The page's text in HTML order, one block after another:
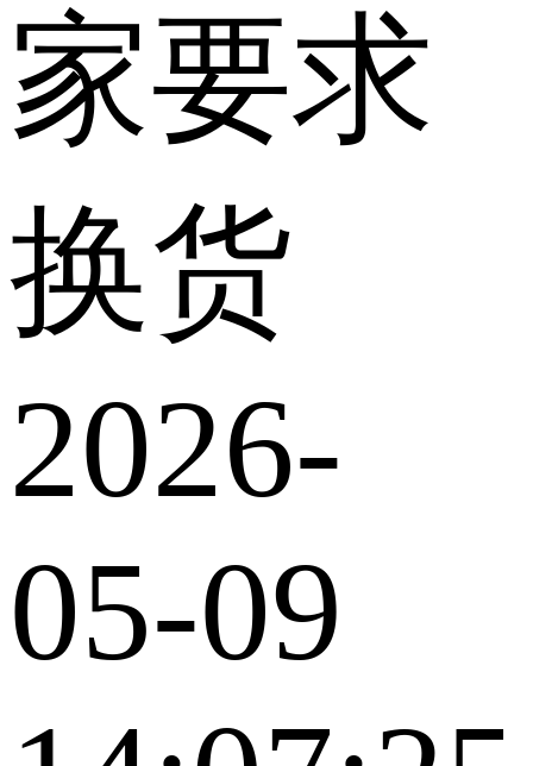
家要求
换货
2026-
05-09